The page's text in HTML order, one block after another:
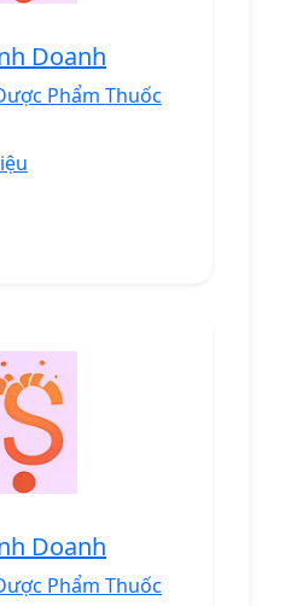
Doanh
Phẩm Thuốc
Doanh
Phẩm Thuốc